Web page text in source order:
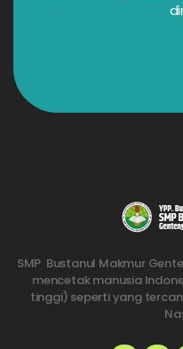
SMP Bustanul Makmur
mencetak manusia
tinggi) seperti yang